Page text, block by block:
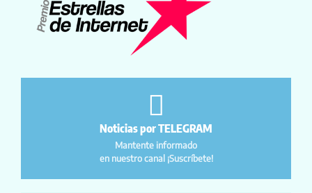
Noticias por TELEGRAM
Mantente informado
en nuestro canal ¡Suscríbete!